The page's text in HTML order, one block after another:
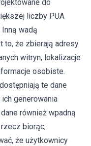
do
liczby PUA
wadą
to, że zbierają adresy
witryn, lokalizacje
osobiste.
te dane
generowania
również wpadną
biorąc,
że użytkownicy